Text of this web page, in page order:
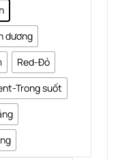
dương
Red-Đỏ
Trong suốt